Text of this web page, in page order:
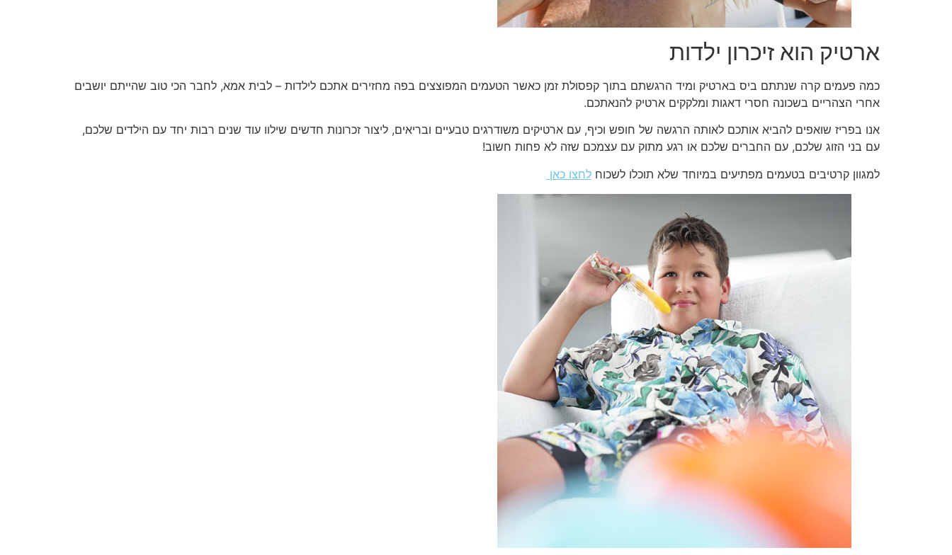
ארטיק הוא זיכרון ילדות
כמה פעמים קרה שנתתם ביס בארטיק ומיד הרגשתם בתוך קפסולת זמן כאשר הטעמים המפוצצים בפה מחזירים אתכם לילדות – לבית אמא, לחבר הכי טוב שהייתם יושבים
אחרי הצהריים בשכונה חסרי דאגות ומלקקים ארטיק להנאתכם.
אנו בפריז שואפים להביא אותכם לאותה הרגשה של חופש וכיף, עם ארטיקים משודרגים טבעיים ובריאים, ליצור זכרונות חדשים שילוו עוד שנים רבות יחד עם הילדים שלכם,
עם בני הזוג שלכם, עם החברים שלכם או רגע מתוק עם עצמכם שזה לא פחות חשוב!
למגוון קרטיבים בטעמים מפתיעים במיוחד שלא תוכלו לשכוח לחצו כאן